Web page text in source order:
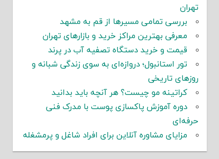
تهران
بررسی تمامی مسیرها از قم به مشهد
معرفی بهترین مراکز خرید و بازارهای تهران
قیمت و خرید دستگاه تصفیه آب در پرند
تور استانبول؛ دروازه‌ای به سوی زندگی شبانه و
روزهای تاریخی
کراتینه مو چیست؟ هر آنچه باید بدانید
دوره آموزش پاکسازی پوست با مدرک فنی
حرفه‌ای
مزایای مشاوره آنلاین برای افراد شاغل و پرمشغله